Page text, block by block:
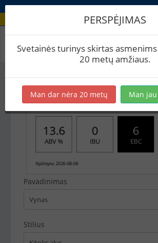
Recepto etikečių
Pavadinimas
Stilius
PERSPĖJIMAS
Svetainės turinys skirtas
20 metų amžiaus.
Man dar nėra 20 metų Man